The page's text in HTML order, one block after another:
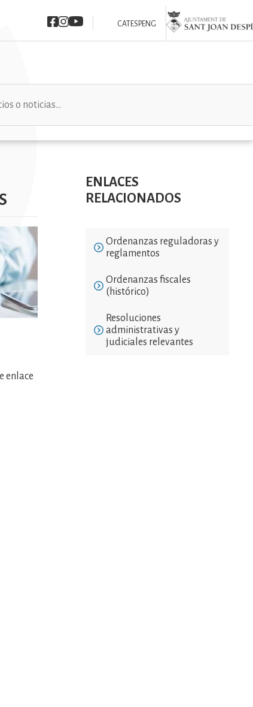
Imatge
Imatge
Imatge CAT ESPENG
Imatge
enlace
ENLACES
RELACIONADOS
Ordenanzas reguladoras y
reglamentos
Ordenanzas fiscales
(histórico)
Resoluciones
administrativas y
judiciales relevantes